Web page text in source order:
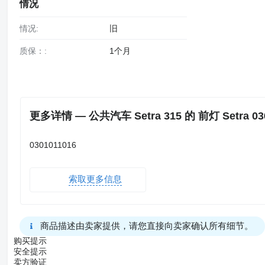
情况
情况: 旧
质保：: 1个月
更多详情 — 公共汽车 Setra 315 的 前灯 Setra
0301011016
索取更多信息
商品描述由卖家提供，请您直接向卖家确认所有细节。
购买提示
安全提示
卖方验证